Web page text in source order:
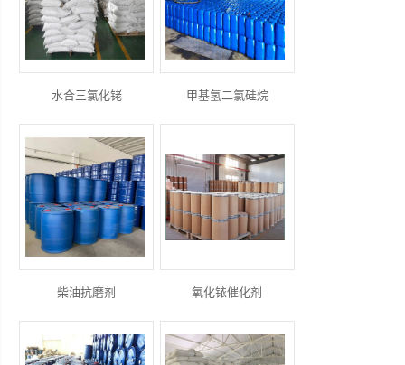
水合三氯化铑 甲基氢二氯硅烷
柴油抗磨剂 氧化铱催化剂